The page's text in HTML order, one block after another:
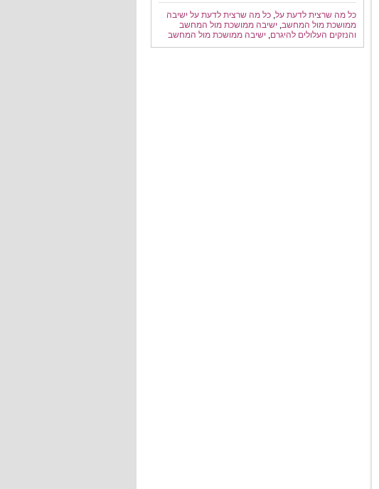
כל מה שרצית לדעת על, כל מה שרצית לדעת על ישיבה
ממושכת מול המחשב, ישיבה ממושכת מול המחשב
והנזקים העלולים להיגרם, ישיבה ממושכת מול המחשב